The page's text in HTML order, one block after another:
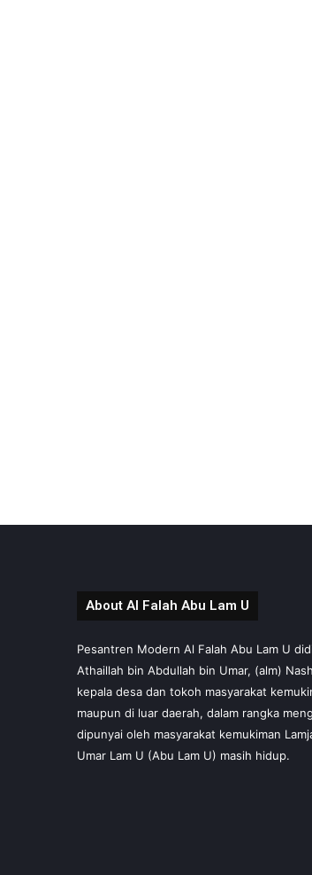
About Al Falah Abu Lam U
Pesantren Modern Al Falah Abu Lam U
Athaillah bin Abdullah bin Umar, (alm)
kepala desa dan tokoh masyarakat
maupun di luar daerah, dalam rangka
dipunyai oleh masyarakat kemukiman
Umar Lam U (Abu Lam U) masih hidup.